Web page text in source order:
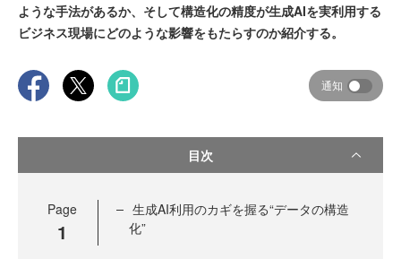
ような手法があるか、そして構造化の精度が生成AIを実利用する
ビジネス現場にどのような影響をもたらすのか紹介する。
通知
目次
Page
1
生成AI利用のカギを握る“データの構造
化”